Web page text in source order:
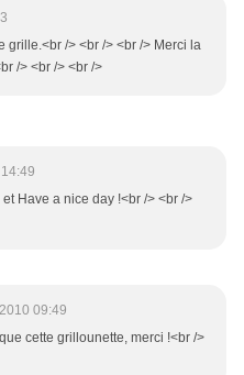
grille.<br /> <br /> <br /> Merci la
/> <br /> <br />
Have a nice day !<br /> <br />
09:49
cette grillounette, merci !<br />